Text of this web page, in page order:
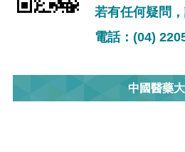
若有任何疑問
電話：(04)
中國醫藥